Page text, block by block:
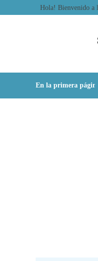
Hola! Bienvenido a
En la primera página